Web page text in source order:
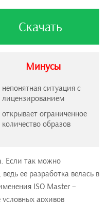
Скачать
Минусы
непонятная ситуация с
лицензированием
открывает ограниченное
количество образов
Если так можно
ее разработка велась в
ISO Master –
архивов